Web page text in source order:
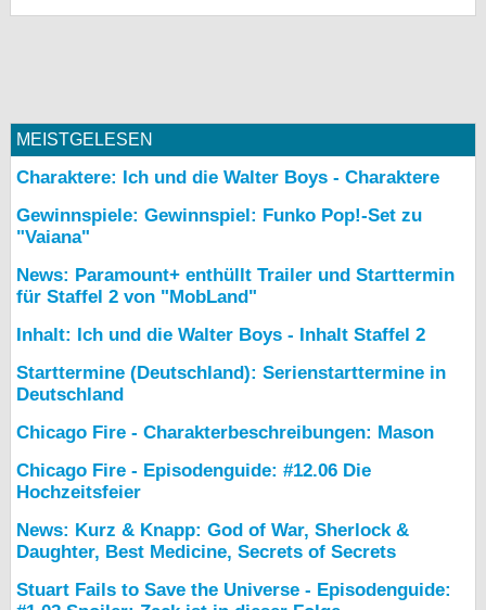
MEISTGELESEN
Charaktere: Ich und die Walter Boys - Charaktere
Gewinnspiele: Gewinnspiel: Funko Pop!-Set zu
"Vaiana"
News: Paramount+ enthüllt Trailer und Starttermin
für Staffel 2 von "MobLand"
Inhalt: Ich und die Walter Boys - Inhalt Staffel 2
Starttermine (Deutschland): Serienstarttermine in
Deutschland
Chicago Fire - Charakterbeschreibungen: Mason
Chicago Fire - Episodenguide: #12.06 Die
Hochzeitsfeier
News: Kurz & Knapp: God of War, Sherlock &
Daughter, Best Medicine, Secrets of Secrets
Stuart Fails to Save the Universe - Episodenguide: